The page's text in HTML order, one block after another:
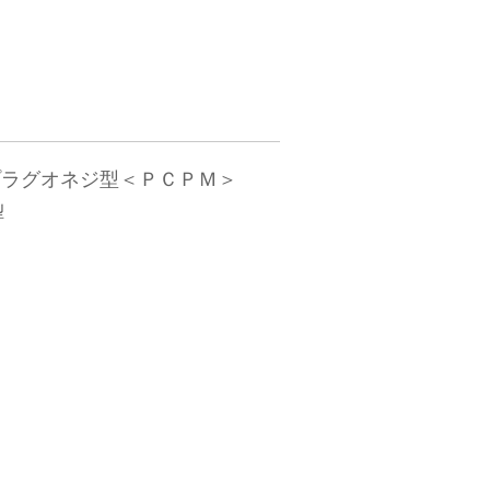
グオネジ型＜ＰＣＰＭ＞